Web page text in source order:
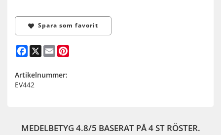
Spara som favorit
Facebook
X Email
Artikelnummer:
EV442
MEDELBETYG 4.8/5 BASERAT PÅ4ST RÖSTER.